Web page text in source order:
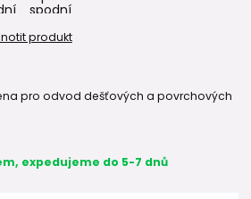
produkt
pro odvod dešťových a povrchových
expedujeme do 5-7 dnů